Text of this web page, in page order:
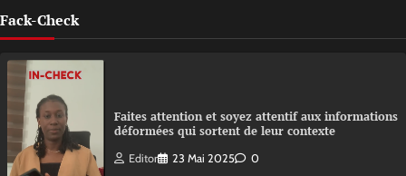
Fack-Check
Faites attention et soyez attentif aux informations
déformées qui sortent de leur contexte
Editor 23 Mai 2025 0